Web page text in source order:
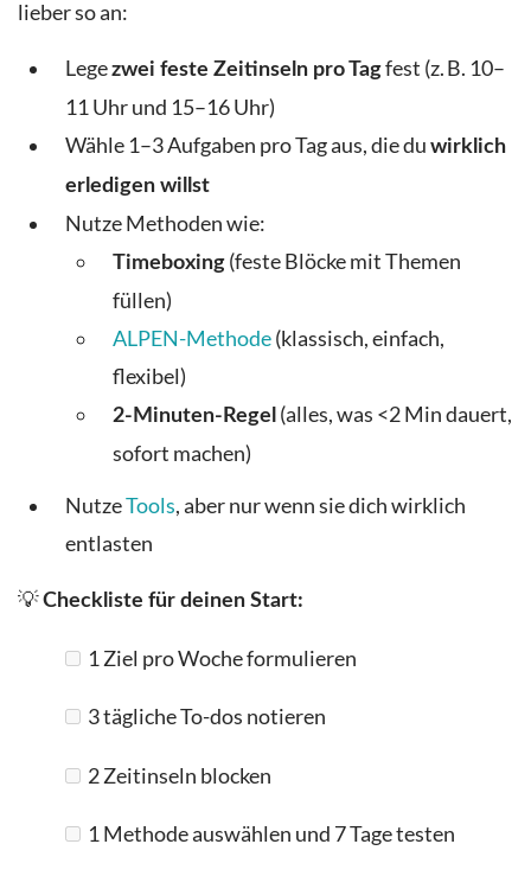
lieber so an:
Legezwei feste Zeitinseln pro Tagfest (z. B. 10–
11 Uhr und 15–16 Uhr)
Wähle 1–3 Aufgaben pro Tag aus, die du wirklich
erledigen willst
Nutze Methoden wie:
Timeboxing (feste Blöcke mit Themen
füllen)
ALPEN-Methode(klassisch, einfach,
flexibel)
2-Minuten-Regel (alles, was <2 Min dauert,
sofort machen)
NutzeTools, aber nur wenn sie dich wirklich
entlasten
💡Checkliste für deinen Start:
1 Ziel pro Woche formulieren
3 tägliche To-dos notieren
2 Zeitinseln blocken
1 Methode auswählen und 7 Tage testen